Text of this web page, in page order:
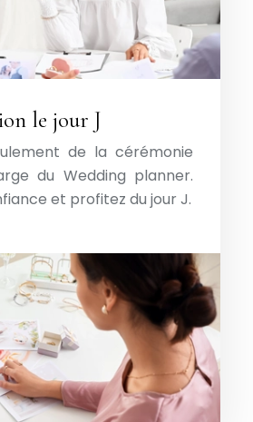
le jour J
de la cérémonie
du Wedding planner.
et profitez du jour J.